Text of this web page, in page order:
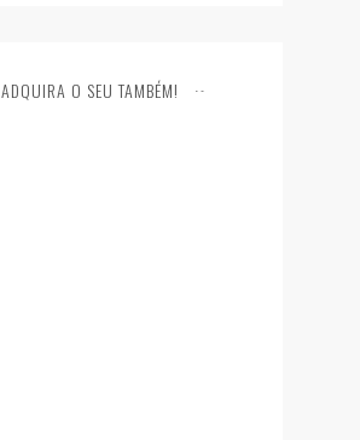
ADQUIRA O SEU TAMBÉM!